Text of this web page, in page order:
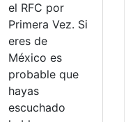
el RFC por
Primera Vez. Si
eres de
México es
probable que
hayas
escuchado